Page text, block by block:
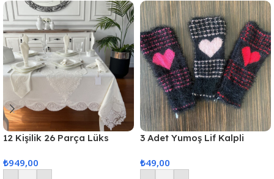
12 Kişilik 26 Parça Lüks
Masa Örtüsü Seti
₺949,00
3 Adet Yumoş Lif Kalpli
₺49,00